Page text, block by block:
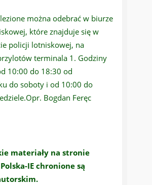
można odebrać w biurze
które znajduje się w
policji lotniskowej, na
terminala 1. Godziny
10:00 do 18:30 od
do soboty i od 10:00 do
Bogdan Feręc
materiały na stronie
IE chronione są